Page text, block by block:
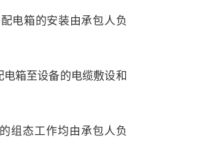
电箱的安装由承包人负
箱至设备的电缆敷设和
组态工作均由承包人负